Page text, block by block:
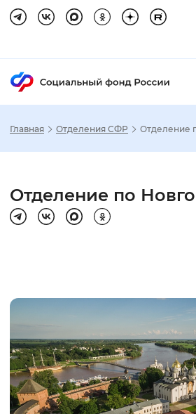
Интервал
Нормальный
Цвет
Главная Отделения СФР Отделение
Отделение по